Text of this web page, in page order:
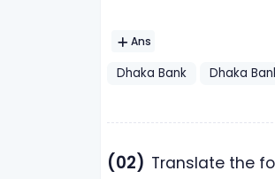
Ans
Dhaka Bank Dhaka
(02) Translate the